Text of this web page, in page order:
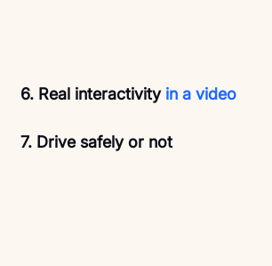
6. Real interactivity in a video
7. Drive safely or not